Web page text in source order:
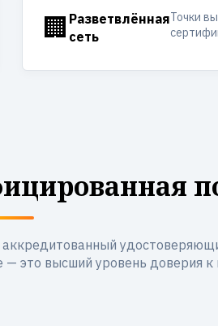
🏢 Разветвлённая
сеть
Точки
это высший уровень доверия к